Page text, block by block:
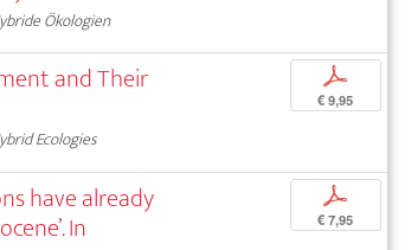
Ökologien
and Their
Ecologies
p
€ 9,95
have already
In
p
€ 7,95